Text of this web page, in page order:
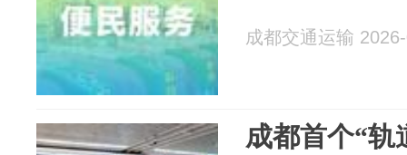
成都交通运输
成都首个“轨